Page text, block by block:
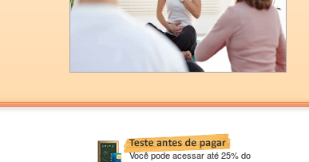
Você pode acessar até 25% do